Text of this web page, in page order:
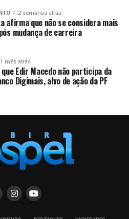
2 semanas atrás
afirma que não se considera mais
mudança de carreira
1 mês atrás
Edir Macedo não participa da
Digimais, alvo de ação da PF